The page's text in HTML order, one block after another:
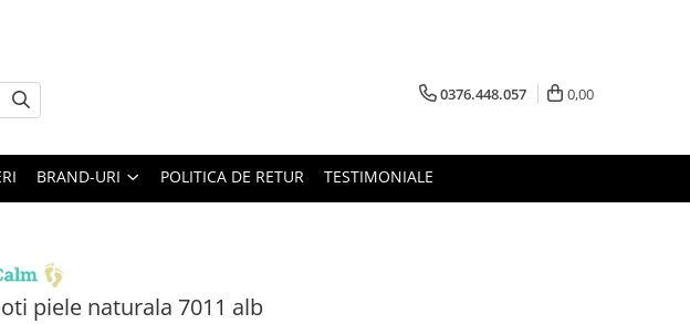
0376.448.057 0,00
BRAND-URI POLITICA DE RETUR TESTIMONIALE
piele naturala 7011 alb